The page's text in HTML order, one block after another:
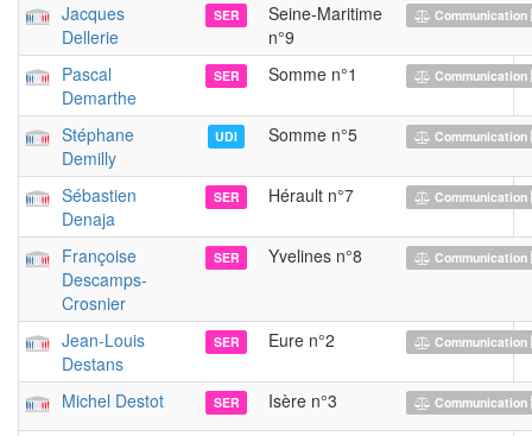
Jacques
Dellerie
SER
Seine-Maritime
n°9
Pascal
Demarthe
SER Somme n°1
Stéphane
Demilly
UDI Somme n°5
Sébastien
Denaja
SER Hérault n°7
Françoise
Descamps-
Crosnier
SER Yvelines n°8
Jean-Louis
Destans
SER Eure n°2
Michel Destot SER Isère n°3